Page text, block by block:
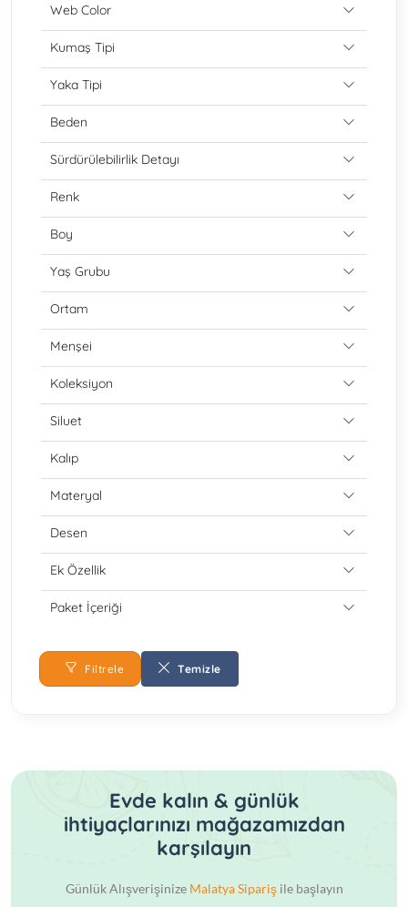
Web Color
Kumaş Tipi
Yaka Tipi
Beden
Sürdürülebilirlik Detayı
Renk
Boy
Yaş Grubu
Ortam
Menşei
Koleksiyon
Siluet
Kalıp
Materyal
Desen
Ek Özellik
Paket İçeriği
Filtrele Temizle
Evde kalın & günlük
ihtiyaçlarınızı mağazamızdan
karşılayın
Günlük Alışverişinize Malatya Siparişile başlayın